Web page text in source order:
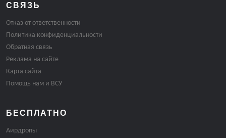
СВЯЗЬ
Отказ от ответственности
Политика конфиденциальности
Обратная связь
Реклама на сайте
Карта сайта
Помощь нам и ВСУ
БЕСПЛАТНО
Аирдропы